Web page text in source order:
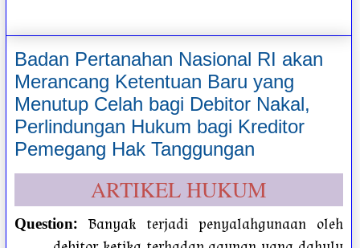
Badan Pertanahan Nasional RI akan
Merancang Ketentuan Baru yang
Menutup Celah bagi Debitor Nakal,
Perlindungan Hukum bagi Kreditor
Pemegang Hak Tanggungan
ARTIKEL HUKUM
Question: Banyak terjadi penyalahgunaan oleh